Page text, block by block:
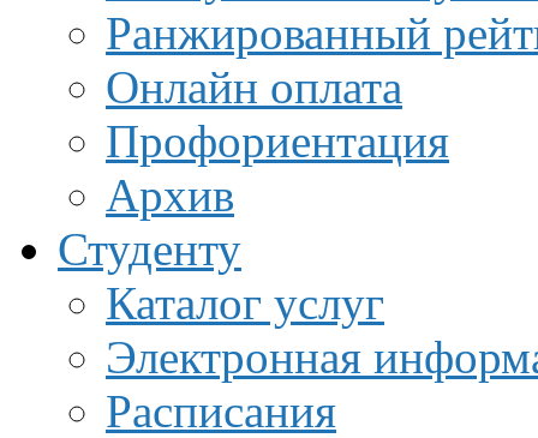
Ранжированный
Онлайн оплата
Профориентация
Архив
Студенту
Каталог услуг
Электронная
Расписания